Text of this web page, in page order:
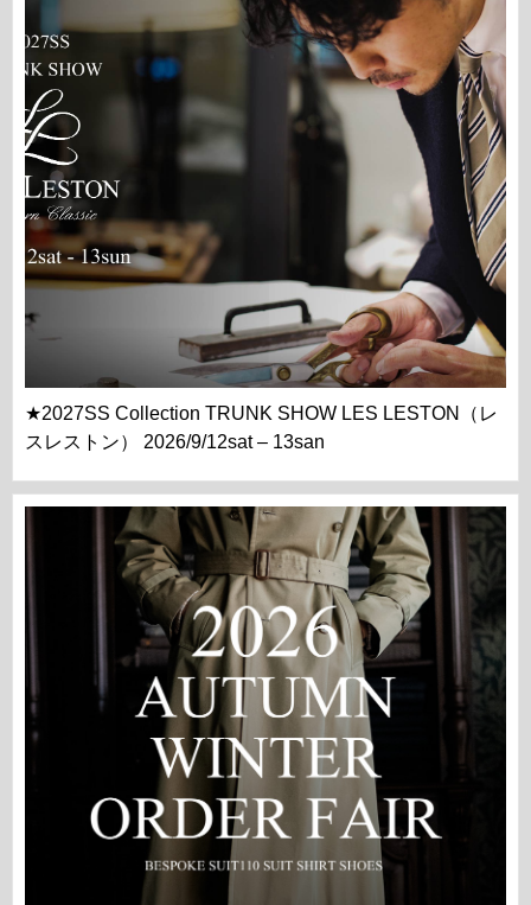
★2027SS Collection TRUNK SHOW LES LESTON（レ
スレストン） 2026/9/12sat – 13san